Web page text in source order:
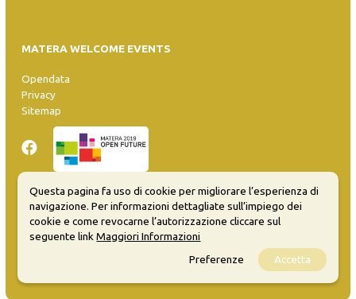
MATERA WELCOME EVENTS
Opendata
Privacy
Sitemap
Inserisci evento
Guida
FAQ
Questa pagina fa uso di cookie per migliorare l’esperienza di
navigazione. Per informazioni dettagliate sull’impiego dei
cookie e come revocarne l’autorizzazione cliccare sul
seguente linkMaggiori Informazioni
Preferenze
Accetta